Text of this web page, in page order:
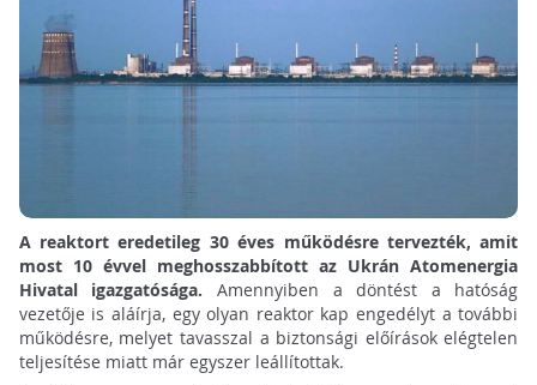
A reaktort eredetileg 30 éves működésre tervezték, amit
most 10 évvel meghosszabbított az Ukrán Atomenergia
Hivatal igazgatósága. Amennyiben a döntést a hatóság
vezetője is aláírja, egy olyan reaktor kap engedélyt a további
működésre, melyet tavasszal a biztonsági előírások elégtelen
teljesítése miatt már egyszer leállítottak.